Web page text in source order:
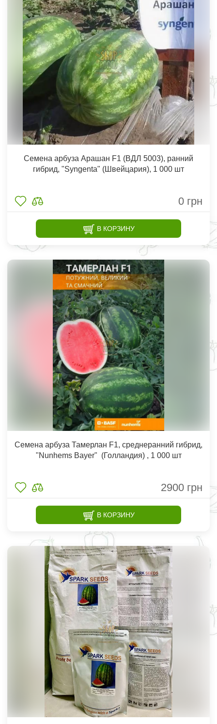
Семена арбуза Арашан F1 (ВДЛ 5003), ранний
гибрид, "Syngenta" (Швейцария), 1 000 шт
0 грн
В КОРЗИНУ
Семена арбуза Тамерлан F1, среднеранний гибрид,
"Nunhems Bayer" (Голландия) , 1 000 шт
2900 грн
В КОРЗИНУ